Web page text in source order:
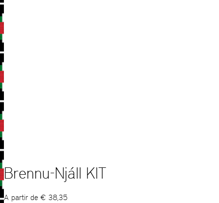
Brennu-Njáll KIT
A partir de € 38,35